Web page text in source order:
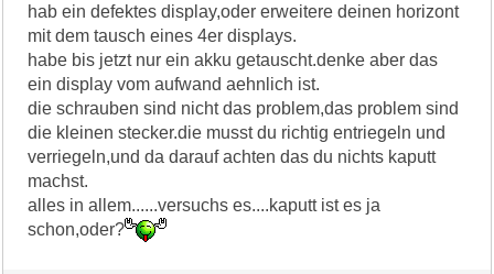
hab ein defektes display,oder erweitere deinen horizont
mit dem tausch eines 4er displays.
habe bis jetzt nur ein akku getauscht.denke aber das
ein display vom aufwand aehnlich ist.
die schrauben sind nicht das problem,das problem sind
die kleinen stecker.die musst du richtig entriegeln und
verriegeln,und da darauf achten das du nichts kaputt
machst.
alles in allem......versuchs es....kaputt ist es ja
schon,oder?